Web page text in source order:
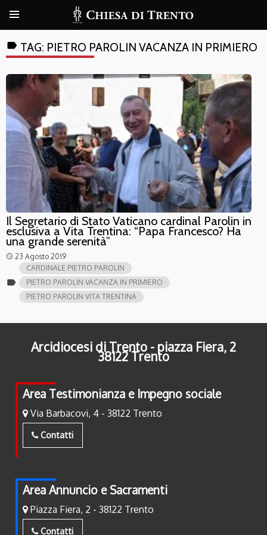
label TAG: PIETRO PAROLIN VACANZA IN PRIMIERO
Il Segretario di Stato Vaticano cardinal Parolin in
esclusiva a Vita Trentina: “Papa Francesco? Ha
una grande serenità”
access_time 23 Agosto 2019
label
CARDINALE PIETRO PAROLIN
PIETRO PAROLIN VACANZA IN PRIMIERO
PIETRO PAROLIN VITA TRENTINA
Arcidiocesi di Trento - piazza Fiera, 2
38122 Trento
Area Testimonianza e Impegno sociale
Via Barbacovi, 4 - 38122 Trento
Contatti
Area Annuncio e Sacramenti
Piazza Fiera, 2 - 38122 Trento
Contatti